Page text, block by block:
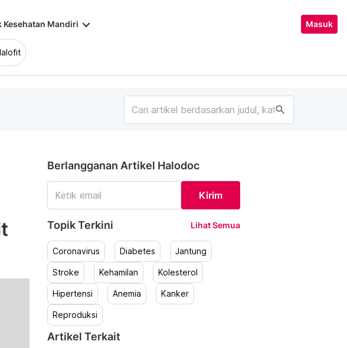
Kesehatan Mandiri keyboard_arrow_down Masuk
search
Berlangganan Artikel Halodoc
Kirim
Topik Terkini Lihat Semua
Coronavirus Diabetes Jantung
Stroke Kehamilan Kolesterol
Hipertensi Anemia Kanker
Reproduksi
Artikel Terkait